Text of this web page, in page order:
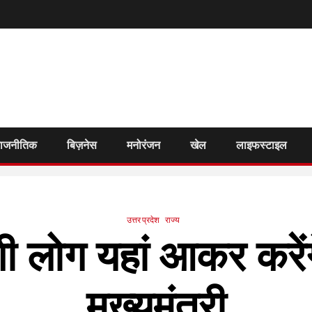
बिज़नेस मनोरंजन खेल लाइफस्टाइल
उत्तर प्रदेश राज्य
लोग यहां आकर